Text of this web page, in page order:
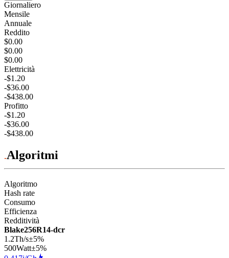
Giornaliero
Mensile
Annuale
Reddito
$0.00
$0.00
$0.00
Elettricità
-$1.20
-$36.00
-$438.00
Profitto
-$1.20
-$36.00
-$438.00
Algoritmi
Algoritmo
Hash rate
Consumo
Efficienza
Redditività
Blake256R14-dcr
1.2Th/s±5%
500Watt±5%